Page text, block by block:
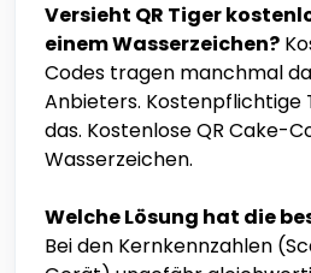
Versieht QR Tiger
einem Wasserzeichen?
Codes tragen manchmal
Anbieters.
das. Kostenlose QR Cake-
Wasserzeichen.
Welche Lösung hat die
Bei den Kernkennzahlen